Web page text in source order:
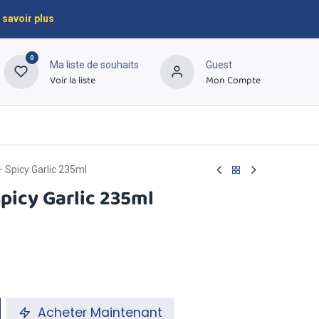
savoir plus
0
Ma liste de souhaits
Voir la liste
Guest
Mon Compte
Spicy Garlic 235ml
Garlic 235ml
Acheter Maintenant